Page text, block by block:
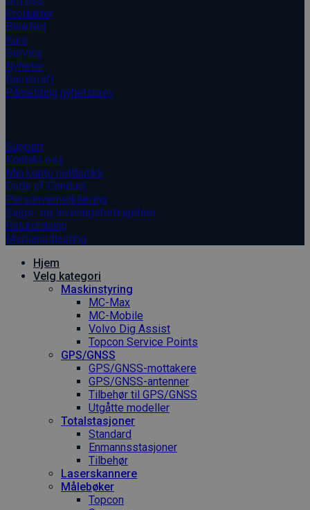
Produkter
BlinkNet
Kurs
Service
Nyheter
Bærekraft
Påmelding nyhetsbrev
Support
Kontakt oss
Min konto nettbutikk
Code of Conduct
Personvernerklæring
Salgs- og leveringsbetingelser
Returordning
Medianedlasting
Hjem
Velg kategori
Maskinstyring
MC-Max
MC-Mobile
Volvo Dig Assist
Topcon Service Points
GPS/GNSS
GPS/GNSS-mottakere
GPS/GNSS-antenner
Tilbehør til GPS/GNSS
Utgåtte modeller
Totalstasjoner
Standard
Enmannsstasjoner
Tilbehør
Laserskannere
Målebøker
Topcon